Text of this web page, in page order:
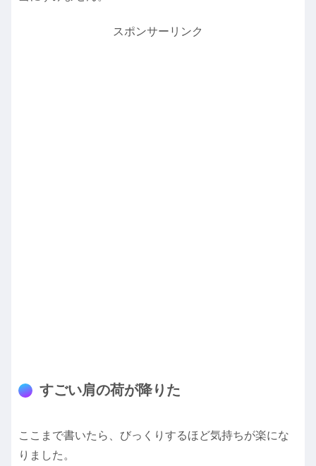
スポンサーリンク
すごい肩の荷が降りた
ここまで書いたら、びっくりするほど気持ちが楽にな
りました。